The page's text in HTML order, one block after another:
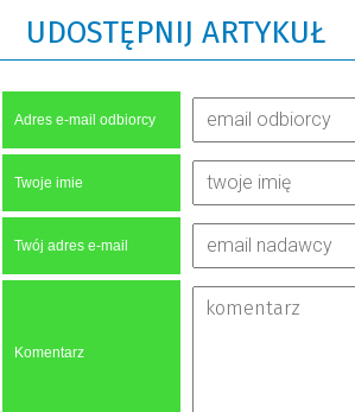
UDOSTĘPNIJ ARTYKUŁ
Adres e-mail odbiorcy
Twoje imie
Twój adres e-mail
Komentarz